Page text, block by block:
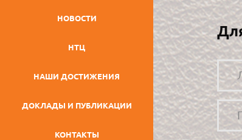
НОВОСТИ
НТЦ
НАШИ ДОСТИЖЕНИЯ
ДОКЛАДЫ И ПУБЛИКАЦИИ
КОНТАКТЫ